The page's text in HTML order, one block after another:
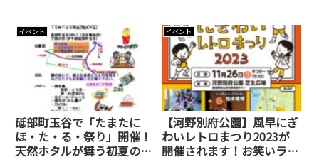
イベント
砥部町玉谷で「たまたに
ほ・た・る・祭り」開催！
天然ホタルが舞う初夏の人
イベント
【河野別府公園】風早にぎ
わいレトロまつり2023が
開催されます！お笑いライ